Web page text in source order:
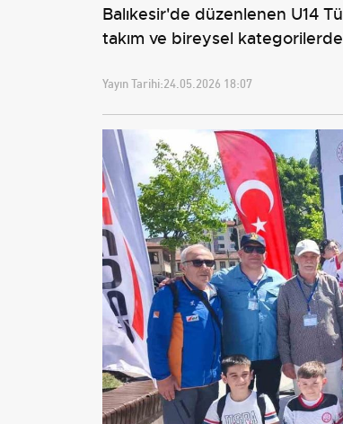
Balıkesir'de düzenlenen U14
takım ve bireysel
Yayın Tarihi:24.05.2026 18:07